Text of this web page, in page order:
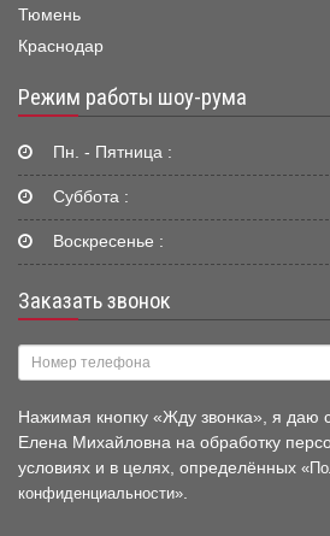
Тюмень
Краснодар
Режим работы шоу-рума
Пн. - Пятница :
Суббота :
Воскресенье :
Заказать звонок
Нажимая кнопку «Жду звонка», я даю
Елена Михайловна на обработку
условиях и в целях, определённых
конфиденциальности»